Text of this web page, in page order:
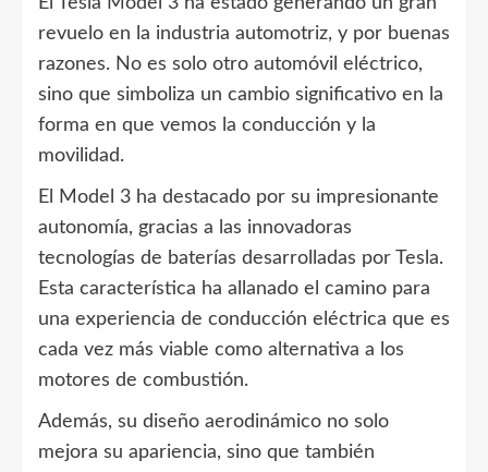
revuelo en la industria automotriz, y por buenas
razones. No es solo otro automóvil eléctrico,
sino que simboliza un cambio significativo en la
forma en que vemos la conducción y la
movilidad.
El Model 3 ha destacado por su impresionante
autonomía, gracias a las innovadoras
tecnologías de baterías desarrolladas por Tesla.
Esta característica ha allanado el camino para
una experiencia de conducción eléctrica que es
cada vez más viable como alternativa a los
motores de combustión.
Además, su diseño aerodinámico no solo
mejora su apariencia, sino que también